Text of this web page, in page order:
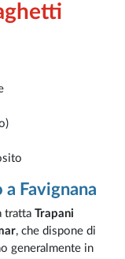
Favignana
trattaTrapani
, che dispone di
generalmente in